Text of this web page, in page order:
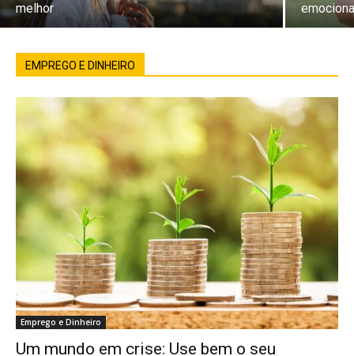
melhor
EMPREGO E DINHEIRO
Emprego e Dinheiro
Um mundo em crise: Use bem o seu